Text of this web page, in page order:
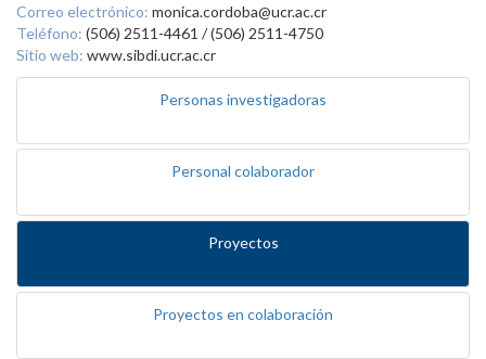
Correo electrónico: monica.cordoba@ucr.ac.cr
Teléfono: (506) 2511-4461 / (506) 2511-4750
Sitio web: www.sibdi.ucr.ac.cr
Personas investigadoras
Personal colaborador
Proyectos
Proyectos en colaboración